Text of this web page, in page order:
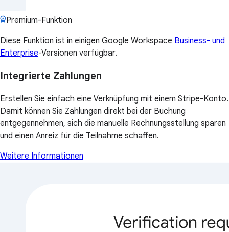
Premium-Funktion
Diese Funktion ist in einigen Google Workspace Business- und
Enterprise-Versionen verfügbar.
Integrierte Zahlungen
Erstellen Sie einfach eine Verknüpfung mit einem Stripe-Konto.
Damit können Sie Zahlungen direkt bei der Buchung
entgegennehmen, sich die manuelle Rechnungsstellung sparen
und einen Anreiz für die Teilnahme schaffen.
Weitere Informationen